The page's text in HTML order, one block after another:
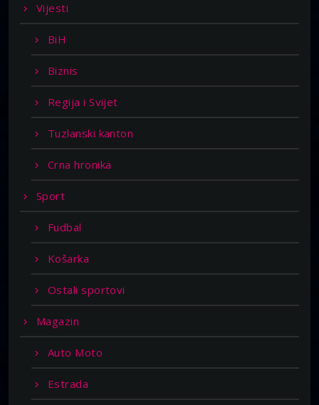
Vijesti
BiH
Biznis
Regija i Svijet
Tuzlanski kanton
Crna hronika
Sport
Fudbal
Košarka
Ostali sportovi
Magazin
Auto Moto
Estrada